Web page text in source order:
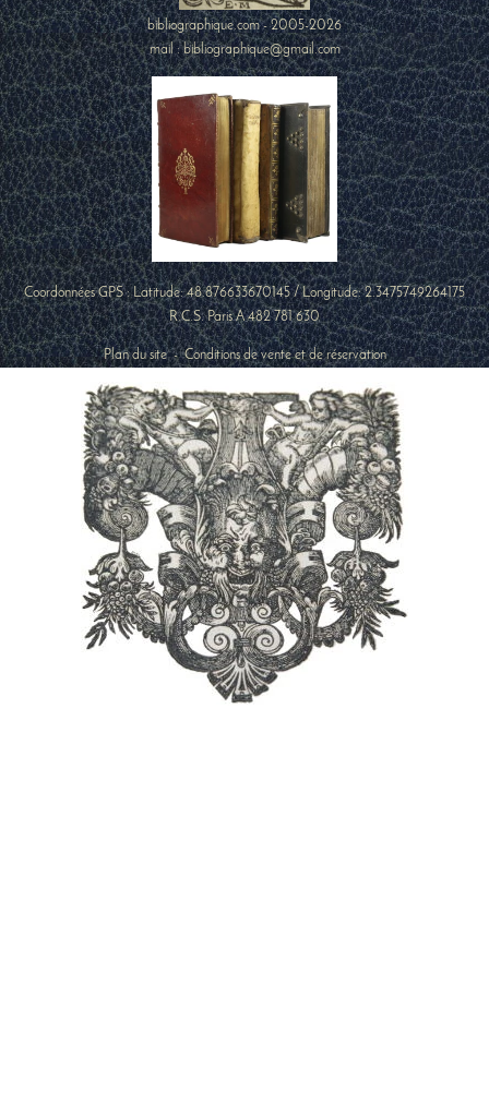
bibliographique.com - 2005-2026
mail : bibliographique@gmail.com
Coordonnées GPS : Latitude:48.876633670145/ Longitude:2.3475749264175
R.C.S. Paris A 482 781 630
Plan du site-Conditions de vente et de réservation